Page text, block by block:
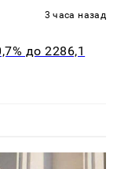
3 часа назад
до 2286,1